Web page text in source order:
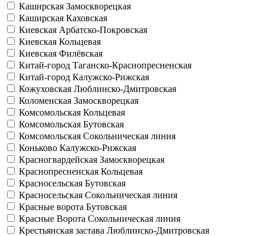
Каширская Замоскворецкая
Каширская Каховская
Киевская Арбатско-Покровская
Киевская Кольцевая
Киевская Филёвская
Китай-город Таганско-Краснопресненская
Китай-город Калужско-Рижская
Кожуховская Люблинско-Дмитровская
Коломенская Замоскворецкая
Комсомольская Кольцевая
Комсомольская Бутовская
Комсомольская Сокольническая линия
Коньково Калужско-Рижская
Красногвардейская Замоскворецкая
Краснопресненская Кольцевая
Красносельская Бутовская
Красносельская Сокольническая линия
Красные ворота Бутовская
Красные Ворота Сокольническая линия
Крестьянская застава Люблинско-Дмитровская